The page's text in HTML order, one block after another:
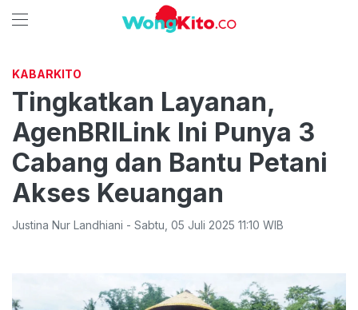
KABARKITO
Tingkatkan Layanan,
AgenBRILink Ini Punya 3
Cabang dan Bantu Petani
Akses Keuangan
Justina Nur Landhiani - Sabtu 05 Juli 2025 11:10 WIB